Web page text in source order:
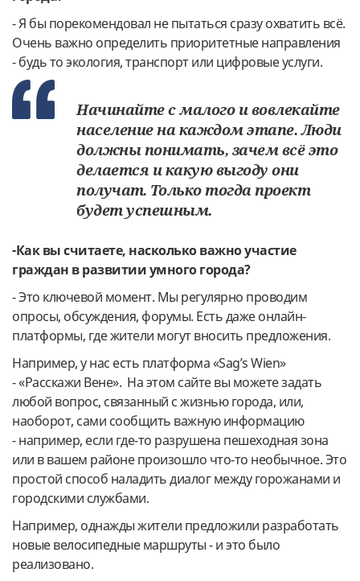
- Я бы порекомендовал не пытаться сразу охватить всё.
Очень важно определить приоритетные направления
- будь то экология, транспорт или цифровые услуги.
Начинайте с малого и вовлекайте
население на каждом этапе. Люди
должны понимать, зачем всё это
делается и какую выгоду они
получат. Только тогда проект
будет успешным.
-Как вы считаете, насколько важно участие
граждан в развитии умного города?
- Это ключевой момент. Мы регулярно проводим
опросы, обсуждения, форумы. Есть даже онлайн-
платформы, где жители могут вносить предложения.
Например, у нас есть платформа «Sag’s Wien»
- «Расскажи Вене». На этом сайте вы можете задать
любой вопрос, связанный с жизнью города, или,
наоборот, сами сообщить важную информацию
- например, если где-то разрушена пешеходная зона
или в вашем районе произошло что-то необычное. Это
простой способ наладить диалог между горожанами и
городскими службами.
Например, однажды жители предложили разработать
новые велосипедные маршруты - и это было
реализовано.